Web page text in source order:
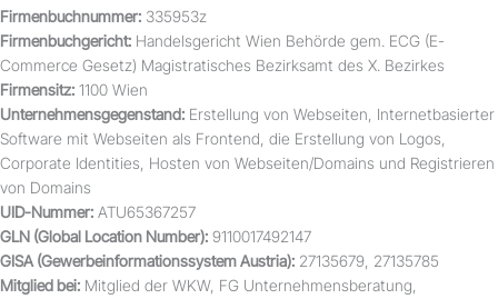
Firmenbuchnummer: 335953z
Firmenbuchgericht: Handelsgericht Wien Behörde gem. ECG (E-
Commerce Gesetz) Magistratisches Bezirksamt des X. Bezirkes
Firmensitz: 1100 Wien
Unternehmensgegenstand: Erstellung von Webseiten, Internetbasierter
Software mit Webseiten als Frontend, die Erstellung von Logos,
Corporate Identities, Hosten von Webseiten/Domains und Registrieren
von Domains
UID-Nummer: ATU65367257
GLN (Global Location Number): 9110017492147
GISA (Gewerbeinformationssystem Austria): 27135679, 27135785
Mitglied bei: Mitglied der WKW, FG Unternehmensberatung,